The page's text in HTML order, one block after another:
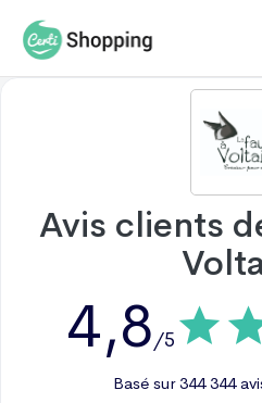
Avis clients
4,8/5
Basé sur344344